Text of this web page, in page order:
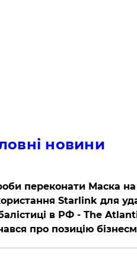
новини
переконати Маска на
Starlink для
в РФ - The
про позицію